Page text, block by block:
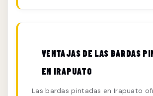
VENTAJAS DE LAS BARDAS
EN IRAPUATO
Las bardas pintadas en Irapuato